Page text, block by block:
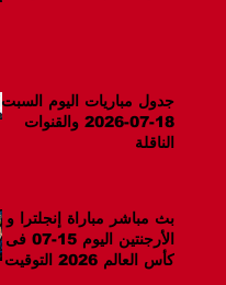
جدول مباريات اليوم السبت
18-07-2026 والقنوات
الناقلة
بث مباشر مباراة إنجلترا و
الأرجنتين اليوم 15-07 فى
كأس العالم 2026 التوقيت